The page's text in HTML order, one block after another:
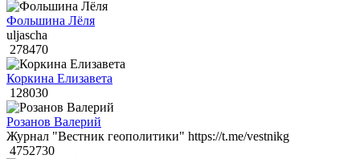
Фольшина Лёля
uljascha
278470
Коркина Елизавета
128030
Розанов Валерий
Журнал "Вестник геополитики" https://t.me/vestnikg
4752730